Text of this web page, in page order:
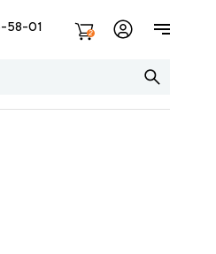
58-01 2